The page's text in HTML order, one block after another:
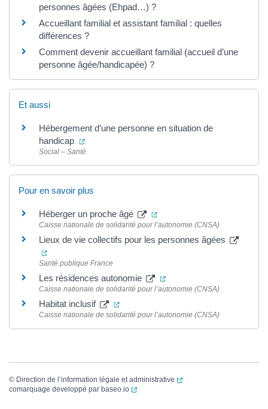
personnes âgées (Ehpad…) ?
Accueillant familial et assistant familial : quelles
différences ?
Comment devenir accueillant familial (accueil d’une
personne âgée/handicapée) ?
Et aussi
Hébergement d’une personne en situation de
handicap
(ouverture dans un nouvel onglet)
Social – Santé
Pour en savoir plus
Héberger un proche âgé (ouverture dans un nouvel
Caisse nationale de solidarité pour l’autonomie (CNSA)
Lieux de vie collectifs pour les personnes âgées
(ouverture dans un nouvel onglet)
Santé publique France
Les résidences autonomie (ouverture dans un
Caisse nationale de solidarité pour l’autonomie (CNSA)
Habitat inclusif (ouverture dans un nouvel onglet)
Caisse nationale de solidarité pour l’autonomie (CNSA)
© Direction de l’information légale et administrative
(ouverture dans un
comarquage developpé par baseo.io (ouverture dans un nouvel onglet)